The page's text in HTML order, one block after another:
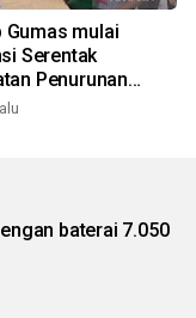
Gumas mulai
Serentak
Penurunan
baterai 7.050